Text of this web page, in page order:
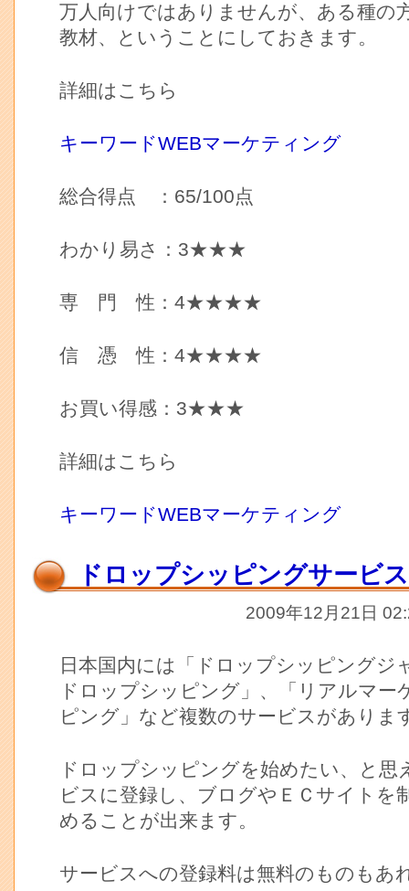
万人向けではありませんが、ある種の
教材、ということにしておきます。
詳細はこちら
キーワードWEBマーケティング
総合得点 ：65/100点
わかり易さ：3★★★
専 門 性：4★★★★
信 憑 性：4★★★★
お買い得感：3★★★
詳細はこちら
キーワードWEBマーケティング
ドロップシッピングサービス
2009年12月21日
日本国内には「ドロップシッピングジ
ドロップシッピング」、「リアルマー
ピング」など複数のサービスがありま
ドロップシッピングを始めたい、と思
ビスに登録し、ブログやＥＣサイトを
めることが出来ます。
サービスへの登録料は無料のものもあ